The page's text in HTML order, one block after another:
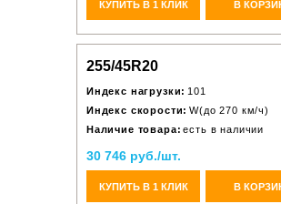
КУПИТЬ В 1 КЛИК В
255/45R20
Индекс нагрузки: 101
Индекс скорости: W(до 270 км/ч)
Наличие товара: есть в наличии
30 746 руб./шт.
КУПИТЬ В 1 КЛИК В